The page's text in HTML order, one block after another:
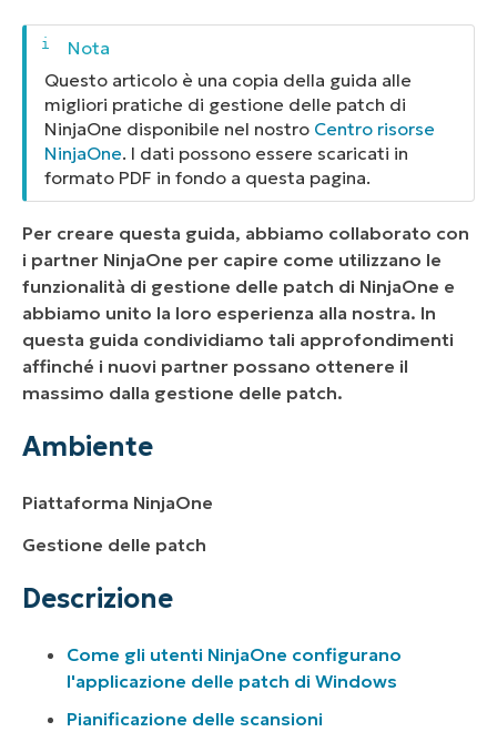
Come gli utenti NinjaOne configurano
l'applicazione delle patch di Windows
Pianificazione delle scansioni
Pianificazione degli aggiornamenti
Approvazioni delle patch
Profili di patch comuni
Comportamento al riavvio
Questo articolo è una copia della guida alle
migliori pratiche di gestione delle patch di
NinjaOne disponibile nel nostro Centro risorse
NinjaOne. I dati possono essere scaricati in
formato PDF in fondo a questa pagina.
Per creare questa guida, abbiamo collaborato con
i partner NinjaOne per capire come utilizzano le
funzionalità di gestione delle patch di NinjaOne e
abbiamo unito la loro esperienza alla nostra. In
questa guida condividiamo tali approfondimenti
affinché i nuovi partner possano ottenere il
massimo dalla gestione delle patch.
Ambiente
Piattaforma NinjaOne
Gestione delle patch
Descrizione
Come gli utenti NinjaOne configurano
l'applicazione delle patch di Windows
Pianificazione delle scansioni